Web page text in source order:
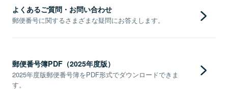
よくあるご質問・お問い合わせ
郵便番号に関するさまざまな疑問にお答えします。
郵便番号簿PDF（2025年度版）
2025年度版郵便番号簿をPDF形式でダウンロードできま
す。